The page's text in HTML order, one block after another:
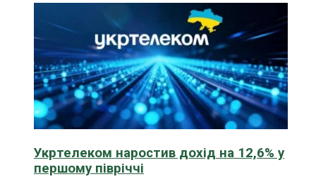
Укртелеком наростив дохід на 12,6% у
першому півріччі